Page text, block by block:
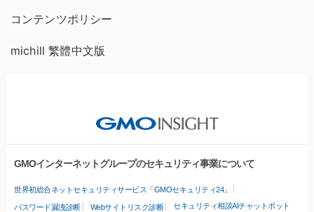
コンテンツポリシー
michill 繁體中文版
GMOインターネットグループのセキュリティ事業について
世界初総合ネットセキュリティサービス「GMOセキュリティ24」
パスワード漏洩診断 Webサイトリスク診断 セキュリティ相談AIチャットボット